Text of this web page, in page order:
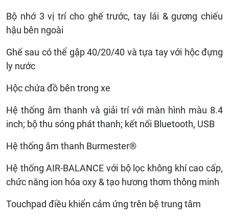
Bộ nhớ 3 vị trí cho ghế trước, tay lái & gương chiếu
hậu bên ngoài
Ghế sau có thể gập 40/20/40 và tựa tay với hộc đựng
ly nước
Hộc chứa đồ bên trong xe
Hệ thống âm thanh và giải trí với màn hình màu 8.4
inch; bộ thu sóng phát thanh; kết nối Bluetooth, USB
Hệ thống âm thanh Burmester®
Hệ thống AIR-BALANCE với bộ lọc không khí cao cấp,
chức năng ion hóa oxy & tạo hương thơm thông minh
Touchpad điều khiển cảm ứng trên bệ trung tâm